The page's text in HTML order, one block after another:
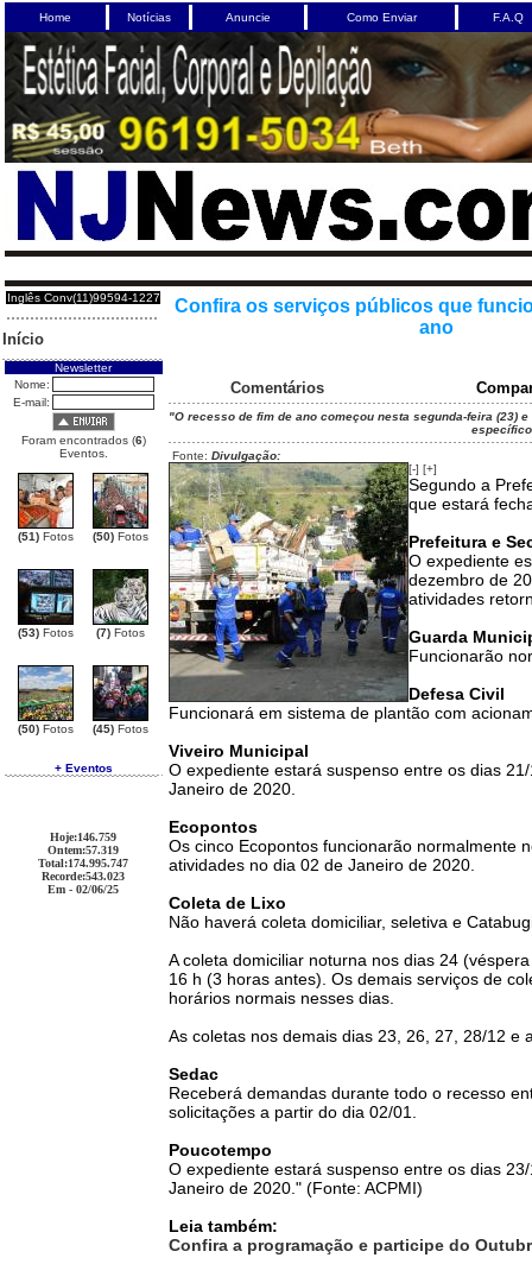
Home Notícias Anuncie Como Enviar F.A.Q
Inglês Conv(11)99594-1227
Início
Newsletter
Nome:
E-mail:
Foram encontrados (6)
Eventos.
(51) Fotos (50)Fotos
(53) Fotos (7)Fotos
(50) Fotos (45)Fotos
+ Eventos
Hoje:146.759
Ontem:57.319
Total:174.995.747
Recorde:543.023
Em - 02/06/25
Confira os serviços públicos que
ano
Comentários
"O recesso de fim de ano começou nesta segunda-feira (23)
Fonte: Divulgação:
[-] [+]
Segundo a
que estará
Prefeitura e
O expediente
dezembro de
atividades
Guarda
Funcionarão
Defesa Civil
Funcionará em sistema de plantão com
Viveiro Municipal
O expediente estará suspenso entre os dias
Janeiro de 2020.
Ecopontos
Os cinco Ecopontos funcionarão normalmente
atividades no dia 02 de Janeiro de 2020.
Coleta de Lixo
Não haverá coleta domiciliar, seletiva e
A coleta domiciliar noturna nos dias 24
16 h (3 horas antes). Os demais serviços de
horários normais nesses dias.
As coletas nos demais dias 23, 26, 27, 28/12
Sedac
Receberá demandas durante todo o recesso
solicitações a partir do dia 02/01.
Poucotempo
O expediente estará suspenso entre os dias
Janeiro de 2020." (Fonte: ACPMI)
Leia também:
Confira a programação e participe do